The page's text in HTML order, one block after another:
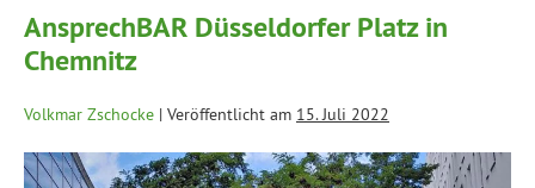
AnsprechBAR Düsseldorfer Platz in
Chemnitz
Volkmar Zschocke | Veröffentlicht am 15. Juli 2022